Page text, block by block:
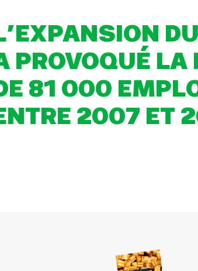
PROVOQUÉ LA
81 000
2007 ET